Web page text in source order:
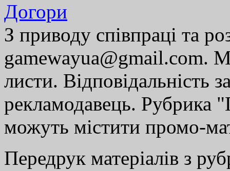
Догори
З приводу співпраці та
gamewayua@gmail.com.
листи. Відповідальність
рекламодавець. Рубрика
можуть містити промо-
Передрук матеріалів з